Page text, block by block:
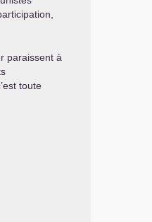
paraissent à
toute